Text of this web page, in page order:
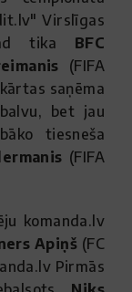
Virslīgas
tika BFC
(FIFA
saņēma
bet jau
tiesneša
(FIFA
komanda.lv
Apiņš (FC
Pirmās